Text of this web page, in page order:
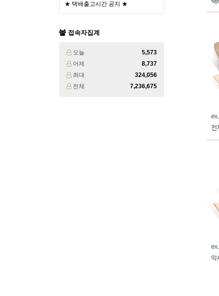
★ 택배출고시간 공지 ★
접속자집계
오늘
5,573
어제
8,737
최대
324,056
전체
7,236,675